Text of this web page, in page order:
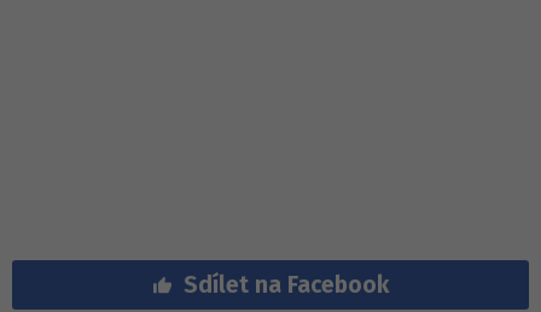
Sdílet na Facebook